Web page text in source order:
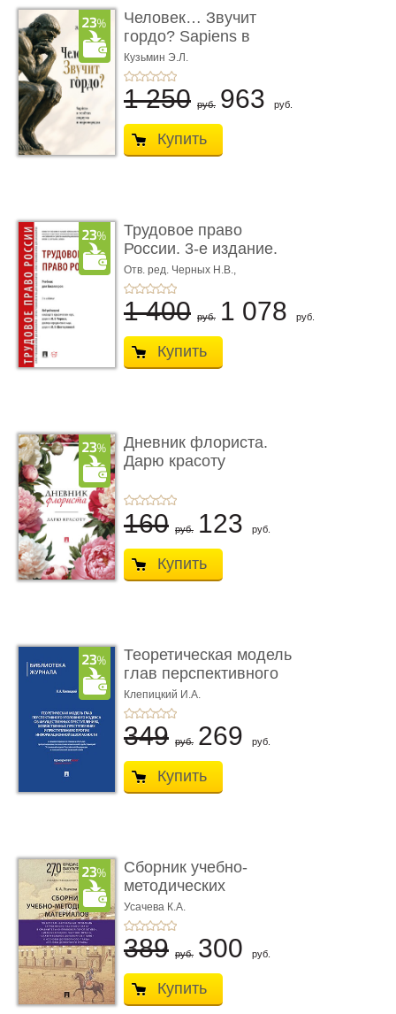
Человек… Звучит
гордо? Sapiens в
тенётах социума � ...
Кузьмин Э.Л.
1 250 руб. 963 руб.
Купить
Трудовое право
России. 3-е издание.
Учебник для ...
Отв. ред. Черных Н.В.,
Шестерякова И.В.
1 400 руб. 1 078 руб.
Купить
Дневник флориста.
Дарю красоту
160 руб. 123 руб.
Купить
Теоретическая модель
глав перспективного
УК о ...
Клепицкий И.А.
349 руб. 269 руб.
Купить
Сборник учебно-
методических
материалов по кур ...
Усачева К.А.
389 руб. 300 руб.
Купить